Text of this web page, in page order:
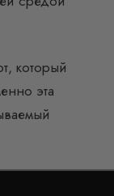
который
эта